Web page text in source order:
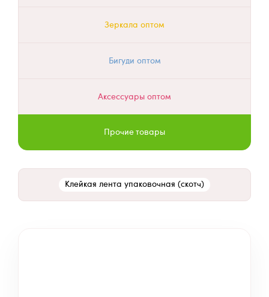
Зеркала оптом
Бигуди оптом
Аксессуары оптом
Прочие товары
Клейкая лента упаковочная (скотч)